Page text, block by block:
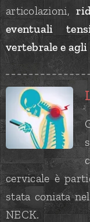
articolazioni,
eventuali
vertebrale e
cervicale è
stata coniata
NECK.